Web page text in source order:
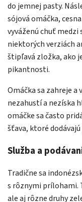
do jemnej pasty.
sójová omáčka,
vyváženú chuť medzi
niektorých verziách
štipľavá zložka, ako
pikantnosti.
Omáčka sa zahreje a
nezahustí a nezíska
omáčke sa často
šťava, ktoré
Služba a
Tradične sa
s rôznymi prílohami.
ale aj rôzne druhy